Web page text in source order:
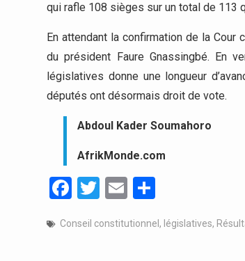
qui rafle 108 sièges sur un total de 113
En attendant la confirmation de la
du président Faure Gnassingbé. En
législatives donne une longueur
députés ont désormais droit de vote.
Abdoul Kader Soumahoro
AfrikMonde.com
Facebook
Twitter
Email
Conseil constitutionnel , législatives,